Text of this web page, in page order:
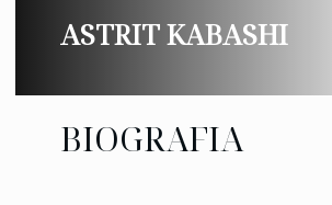
ASTRIT KABASHI
BIOGRAFIA